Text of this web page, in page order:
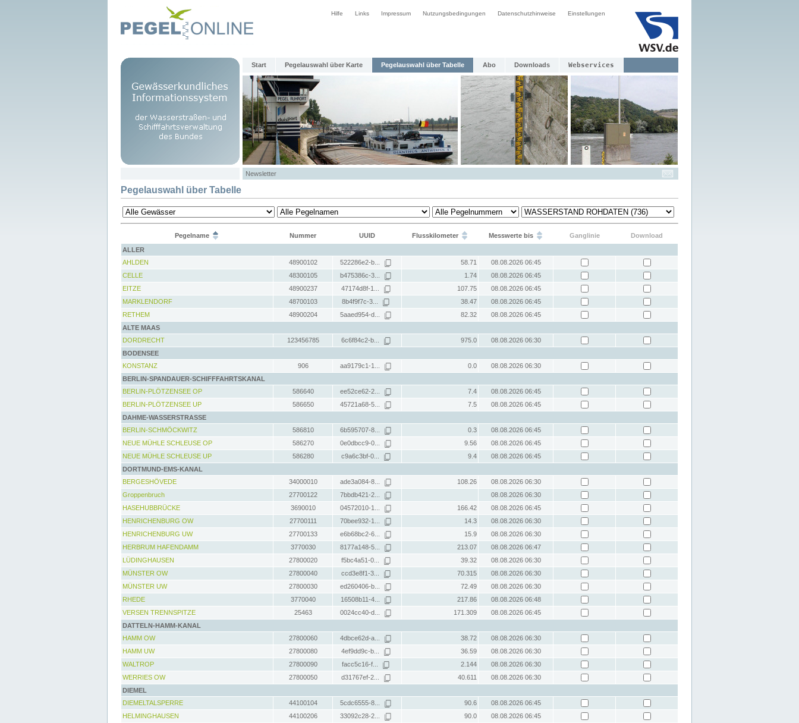
Hilfe Links Impressum Nutzungsbedingungen Datenschutzhinweise Einstellungen
Start Pegelauswahl über Karte Pegelauswahl über Tabelle Abo Downloads Webservices
Newsletter
Pegelauswahl über Tabelle
Pegelname Nummer UUID Flusskilometer Messwerte bis Ganglinie
Download
ALLER
AHLDEN
48900102 522286e2-b... 58.71
08.08.2026 06:45
CELLE
48300105 b475386c-3... 1.74
08.08.2026 06:45
EITZE
48900237 47174d8f-1... 107.75
08.08.2026 06:45
MARKLENDORF
48700103 8b4f9f7c-3... 38.47
08.08.2026 06:45
RETHEM
48900204 5aaed954-d... 82.32
08.08.2026 06:45
ALTE MAAS
DORDRECHT
123456785 6c6f84c2-b... 975.0
08.08.2026 06:30
BODENSEE
KONSTANZ
906 aa9179c1-1... 0.0
08.08.2026 06:30
BERLIN-SPANDAUER-SCHIFFFAHRTSKANAL
BERLIN-PLÖTZENSEE OP
586640 ee52ce62-2... 7.4
08.08.2026 06:45
BERLIN-PLÖTZENSEE UP
586650 45721a68-5... 7.5
08.08.2026 06:45
DAHME-WASSERSTRASSE
BERLIN-SCHMÖCKWITZ
586810 6b595707-8... 0.3
08.08.2026 06:45
NEUE MÜHLE SCHLEUSE OP
586270 0e0dbcc9-0... 9.56
08.08.2026 06:45
NEUE MÜHLE SCHLEUSE UP
586280 c9a6c3bf-0... 9.4
08.08.2026 06:45
DORTMUND-EMS-KANAL
BERGESHÖVEDE
34000010 ade3a084-8... 108.26
08.08.2026 06:30
Groppenbruch
27700122 7bbdb421-2...
08.08.2026 06:30
HASEHUBBRÜCKE
3690010 04572010-1... 166.42
08.08.2026 06:45
HENRICHENBURG OW
27700111 70bee932-1... 14.3
08.08.2026 06:30
HENRICHENBURG UW
27700133 e6b68bc2-6... 15.9
08.08.2026 06:30
HERBRUM HAFENDAMM
3770030 8177a148-5... 213.07
08.08.2026 06:47
LÜDINGHAUSEN
27800020 f5bc4a51-0... 39.32
08.08.2026 06:30
MÜNSTER OW
27800040 ccd3e8f1-3... 70.315
08.08.2026 06:30
MÜNSTER UW
27800030 ed260406-b... 72.49
08.08.2026 06:30
RHEDE
3770040 16508b11-4... 217.86
08.08.2026 06:48
VERSEN TRENNSPITZE
25463 0024cc40-d... 171.309
08.08.2026 06:45
DATTELN-HAMM-KANAL
HAMM OW
27800060 4dbce62d-a... 38.72
08.08.2026 06:30
HAMM UW
27800080 4ef9dd9c-b... 36.59
08.08.2026 06:30
WALTROP
27800090 facc5c16-f... 2.144
08.08.2026 06:30
WERRIES OW
27800050 d31767ef-2... 40.611
08.08.2026 06:30
DIEMEL
DIEMELTALSPERRE
44100104 5cdc6555-8... 90.6
08.08.2026 06:45
HELMINGHAUSEN
44100206 33092c28-2... 90.0
08.08.2026 06:45